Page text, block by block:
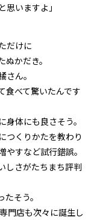
思いますよ」
だけに
かだき。
ん。
食べて驚いたんです
体にも良さそう。
つくりかたを教わり
すなど試行錯誤。
しさがたちまち評判
そう。
門店も次々に誕生し